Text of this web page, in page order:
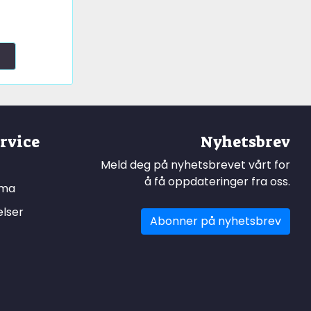
Nyhetsbrev
Meld deg på nyhetsbrevet vårt for
å få oppdateringer fra oss.
Abonner på nyhetsbrev